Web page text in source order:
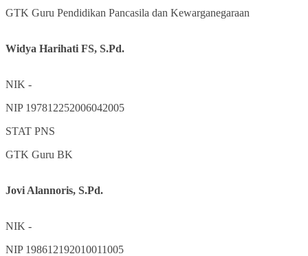
GTK Guru Pendidikan Pancasila dan Kewarganegaraan
Widya Harihati FS, S.Pd.
NIK -
NIP 197812252006042005
STAT PNS
GTK Guru BK
Jovi Alannoris, S.Pd.
NIK -
NIP 198612192010011005